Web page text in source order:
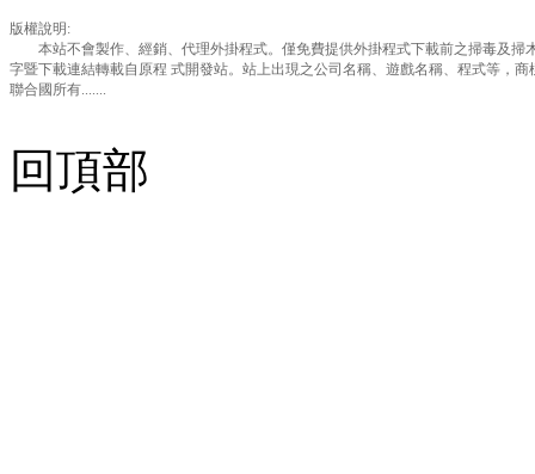
版權說明:
本站不會製作、經銷、代理外掛程式。僅免費提供外掛程式下載前之掃毒及掃
字暨下載連結轉載自原程 式開發站。站上出現之公司名稱、遊戲名稱、程式等，
聯合國所有.......
回頂部